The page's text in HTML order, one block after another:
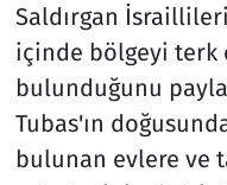
Saldırgan
içinde bölgeyi
bulunduğunu
Tubas'ın
bulunan evlere ve